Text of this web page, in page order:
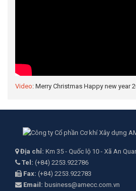
Video: Merry Christmas Happy new year
Địa chỉ: Km 35 - Quốc lộ 10 - Xã An
Tel: (+84) 2253.922786
Fax: (+84) 2253.922783
Email: business@amecc.com.vn